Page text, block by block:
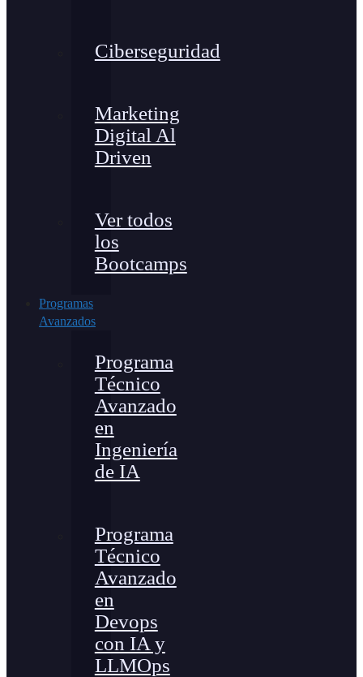
Ciberseguridad
Marketing
Digital Al
Driven
Ver todos
los
Bootcamps
Programas
Avanzados
Programa
Técnico
Avanzado
en
Ingeniería
de IA
Programa
Técnico
Avanzado
en
Devops
con IA y
LLMOps